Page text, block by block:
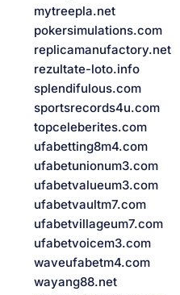
mytreepla.net
pokersimulations.com
replicamanufactory.net
rezultate-loto.info
splendifulous.com
sportsrecords4u.com
topceleberites.com
ufabetting8m4.com
ufabetunionum3.com
ufabetvalueum3.com
ufabetvaultm7.com
ufabetvillageum7.com
ufabetvoicem3.com
waveufabetm4.com
wayang88.net